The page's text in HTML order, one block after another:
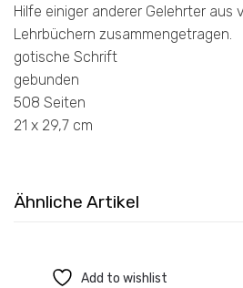
Hilfe einiger anderer Gelehrter aus
Lehrbüchern zusammengetragen.
gotische Schrift
gebunden
508 Seiten
21 x 29,7 cm
Ähnliche Artikel
Add to wishlist